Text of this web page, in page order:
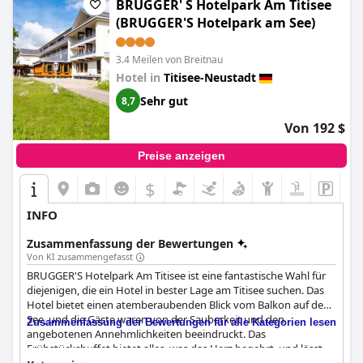
Möglichkeit haben, die Zimmer für Eltern und Kinder
miteinander zu verbinden. Insgesamt bietet dasHotel
Sonnenberg Garni eine hervorragende Lage für alle, die Ruhe
und Aktivitäten im Freien suchen.
BRUGGER' S Hotelpark Am Titisee
(BRUGGER'S Hotelpark am See)
3.4 Meilen von Breitnau
Hotel in Titisee-Neustadt
8,7 Sehr gut
Von 192 $
Preise anzeigen
$
INFO
Zusammenfassung der Bewertungen
Von KI zusammengefasst
BRUGGER'S Hotelpark Am Titisee ist eine fantastische Wahl für
diejenigen, die ein Hotel in bester Lage am Titisee suchen. Das
Hotel bietet einen atemberaubenden Blick vom Balkon auf den
See, und die Gäste waren von der Sauberkeit und den
angebotenen Annehmlichkeiten beeindruckt. Das
Frühstücksbuffet bietet alles, was das Herz begehrt, und lässt
Zusammenfassung der Bewertungen für alle Kategorien lesen